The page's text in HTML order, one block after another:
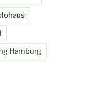
Hamburg